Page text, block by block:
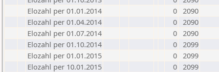
Elozahl per 01.01.2014
0 2090
Elozahl per 01.04.2014
0 2090
Elozahl per 01.07.2014
0 2090
Elozahl per 01.10.2014
0 2099
Elozahl per 01.01.2015
0 2099
Elozahl per 10.01.2015
0 2099